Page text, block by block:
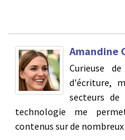
Amandine
Curieuse
d'écriture,
secteurs
technologie me
contenus sur de